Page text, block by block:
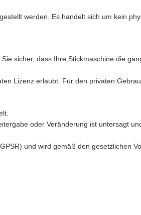
werden. Es handelt sich um kein
sicher, dass Ihre Stickmaschine die
Lizenz erlaubt. Für den privaten
oder Veränderung ist untersagt
und wird gemäß den gesetzlichen